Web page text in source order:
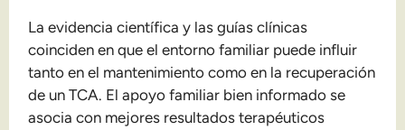
La evidencia científica y las guías clínicas
coinciden en que el entorno familiar puede influir
tanto en el mantenimiento como en la recuperación
de un TCA. El apoyo familiar bien informado se
asocia con mejores resultados terapéuticos